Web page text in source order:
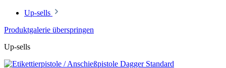
Up-sells
Produktgalerie überspringen
Up-sells